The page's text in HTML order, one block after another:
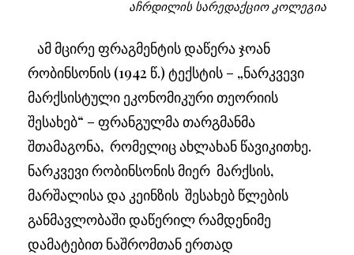
აჩრდილის სარედაქციო კოლეგია
ამ მცირე ფრაგმენტის დაწერა ჯოან
რობინსონის (1942 წ.) ტექსტის – „ნარკვევი
მარქსისტული ეკონომიკური თეორიის
შესახებ“ – ფრანგულმა თარგმანმა
შთამაგონა, რომელიც ახლახან წავიკითხე.
ნარკვევი რობინსონის მიერ მარქსის,
მარშალისა და კეინზის შესახებ წლების
განმავლობაში დაწერილ რამდენიმე
დამატებით ნაშრომთან ერთად